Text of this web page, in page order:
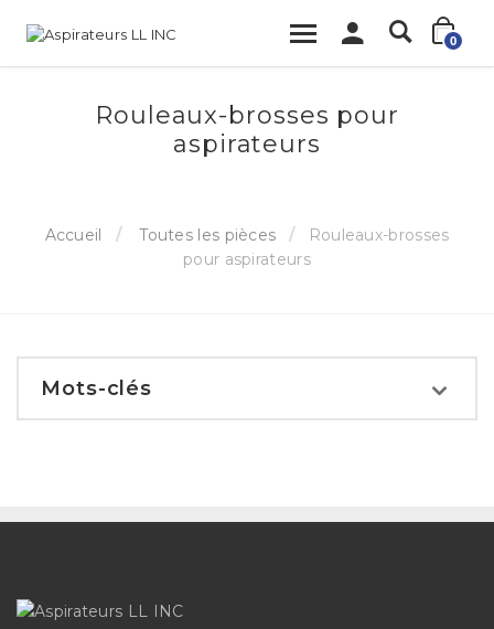
0
Rouleaux-brosses pour
aspirateurs
Accueil Toutes les pièces
Rouleaux-brosses
pour aspirateurs
Mots-clés